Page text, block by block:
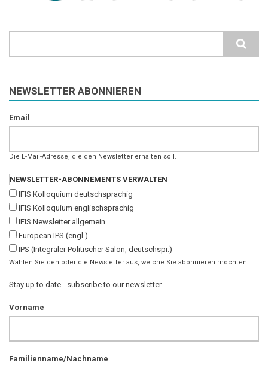
Seite Seite Seite
NEWSLETTER ABONNIEREN
Email
Die E-Mail-Adresse, die den Newsletter erhalten soll.
NEWSLETTER-ABONNEMENTS VERWALTEN
IFIS Kolloquium deutschsprachig
IFIS Kolloquium englischsprachig
IFIS Newsletter allgemein
European IPS (engl.)
IPS (Integraler Politischer Salon, deutschspr.)
Wählen Sie den oder die Newsletter aus, welche Sie abonnieren möchten.
Stay up to date - subscribe to our newsletter.
Vorname
Familienname/Nachname